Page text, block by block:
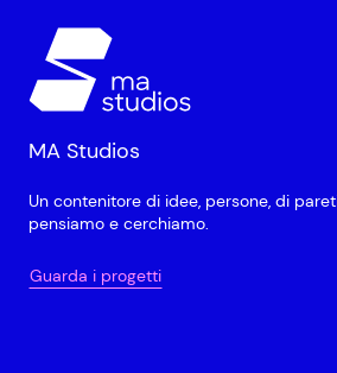
MA Studios
Un contenitore di idee, persone, di
pensiamo e cerchiamo.
Guarda i progetti